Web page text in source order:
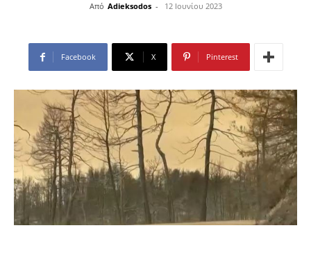
Από Adieksodos - 12 Ιουνίου 2023
Facebook X Pinterest